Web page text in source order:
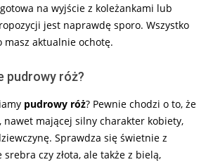
na wyjście z koleżankami lub
jest naprawdę sporo. Wszystko
masz aktualnie ochotę.
pudrowy róż?
pudrowy róż? Pewnie chodzi o to, że
nawet mającej silny charakter kobiety,
Sprawdza się świetnie z
czy złota, ale także z bielą,